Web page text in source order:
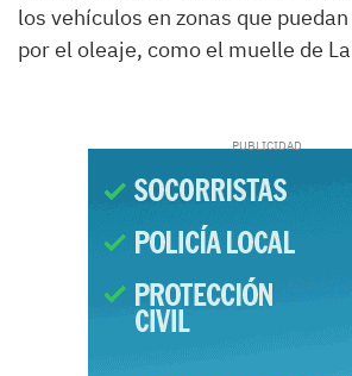
los vehículos en zonas que
por el oleaje, como el muelle de